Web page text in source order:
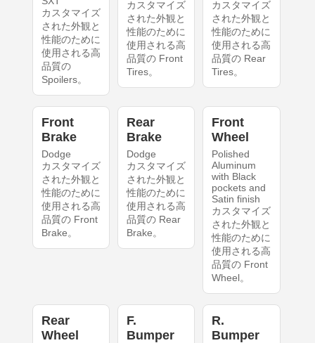
カスタマイズ
された外観と
性能のために
使用される高
品質の
Spoilers。
カスタマイズ
された外観と
性能のために
使用される高
品質の Front
Tires。
カスタマイズ
された外観と
性能のために
使用される高
品質の Rear
Tires。
Front
Brake
Dodge
カスタマイズ
された外観と
性能のために
使用される高
品質の Front
Brake。
Rear
Brake
Dodge
カスタマイズ
された外観と
性能のために
使用される高
品質の Rear
Brake。
Front
Wheel
Polished
Aluminum
with Black
pockets and
Satin finish
カスタマイズ
された外観と
性能のために
使用される高
品質の Front
Wheel。
Rear
Wheel
F.
Bumper
R.
Bumper